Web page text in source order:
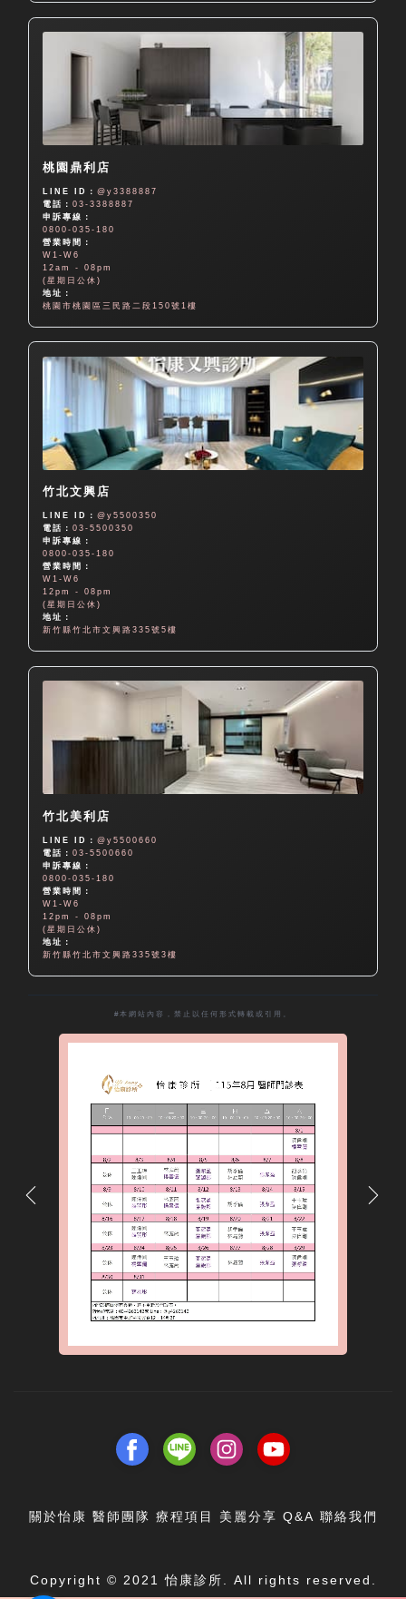
桃園鼎利店
LINE ID：@y3388887
電話：03-3388887
申訴專線：
0800-035-180
營業時間：
W1-W6
12am - 08pm
(星期日公休)
地址：
桃園市桃園區三民路二段150號1樓
竹北文興店
LINE ID：@y5500350
電話：03-5500350
申訴專線：
0800-035-180
營業時間：
W1-W6
12pm - 08pm
(星期日公休)
地址：
新竹縣竹北市文興路335號5樓
竹北美利店
LINE ID：@y5500660
電話：03-5500660
申訴專線：
0800-035-180
營業時間：
W1-W6
12pm - 08pm
(星期日公休)
地址：
新竹縣竹北市文興路335號3樓
#本網站內容，禁止以任何形式轉載或引用。
關於怡康 醫師團隊 療程項目 美麗分享 Q&A 聯絡我們
Copyright © 2021 怡康診所. All rights reserved.